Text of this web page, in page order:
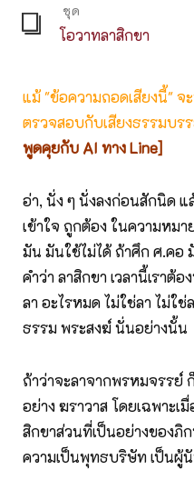
ชุด
โอวาทลาสิกขา
แม้ "ข้อความถอดเสียงนี้"
ตรวจสอบกับเสียงธรรมบ
พูดคุยกับ AI ทาง Line]
อ่า, นั่ง ๆ นั่งลงก่อนสักนิด แ
เข้าใจ ถูกต้อง ในความหมา
มัน มันใช้ไม่ได้ ถ้าศึก ศ.คอ
คำว่า ลาสิกขา เวลานี้เราต้อ
ลา อะไรหมด ไม่ใช่ลา ไม่ใ
ธรรม พระสงฆ์ นั่นอย่างนั้น
ถ้าว่าจะลาจากพรหมจรรย์
อย่าง ฆราวาส โดยเฉพาะเ
สิกขาส่วนที่เป็นอย่างของภิ
ความเป็นพุทธบริษัท เป็นผู้